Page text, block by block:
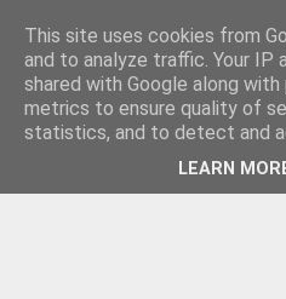
This site uses cookies from
and to analyze traffic. Your IP
shared with Google along
metrics to ensure quality of
statistics, and to detect and
LEARN